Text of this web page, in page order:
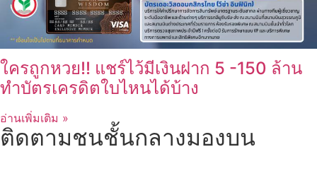
ใครถูกหวย!! แชร์ไว้มีเงินฝาก 5 -150 ล้าน
ทำบัตรเครดิตใบไหนได้บ้าง
อ่านเพิ่มเติม »
ติดตามชนชั้นกลางมองบน